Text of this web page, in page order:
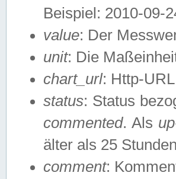
Beispiel: 2010-09-
value: Der
unit: Die
chart_url: Http-
status: Status
commented. Als
älter als 25
comment: